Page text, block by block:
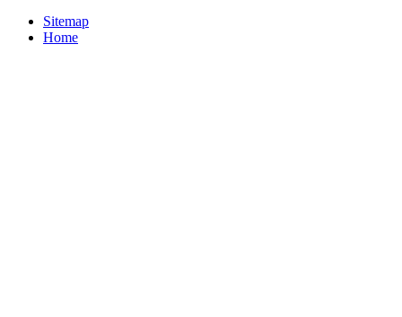
Sitemap
Home